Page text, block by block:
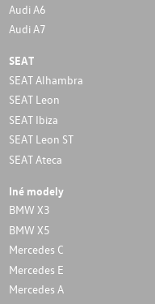
Audi A6
Audi A7
SEAT
SEAT Alhambra
SEAT Leon
SEAT Ibiza
SEAT Leon ST
SEAT Ateca
Iné modely
BMW X3
BMW X5
Mercedes C
Mercedes E
Mercedes A